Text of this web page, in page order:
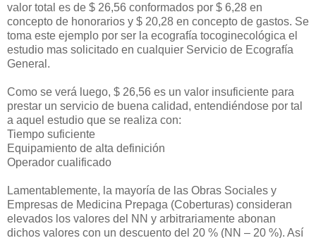
valor total es de $ 26,56 conformados por $ 6,28 en
concepto de honorarios y $ 20,28 en concepto de gastos. Se
toma este ejemplo por ser la ecografía tocoginecológica el
estudio mas solicitado en cualquier Servicio de Ecografía
General.
Como se verá luego, $ 26,56 es un valor insuficiente para
prestar un servicio de buena calidad, entendiéndose por tal
a aquel estudio que se realiza con:
Tiempo suficiente
Equipamiento de alta definición
Operador cualificado
Lamentablemente, la mayoría de las Obras Sociales y
Empresas de Medicina Prepaga (Coberturas) consideran
elevados los valores del NN y arbitrariamente abonan
dichos valores con un descuento del 20 % (NN – 20 %). Así